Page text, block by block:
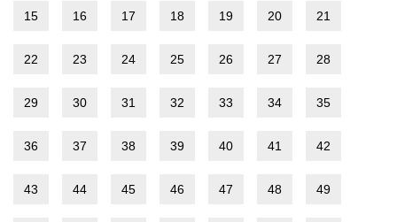
15 16 17 18 19 20 21
22 23 24 25 26 27 28
29 30 31 32 33 34 35
36 37 38 39 40 41 42
43 44 45 46 47 48 49